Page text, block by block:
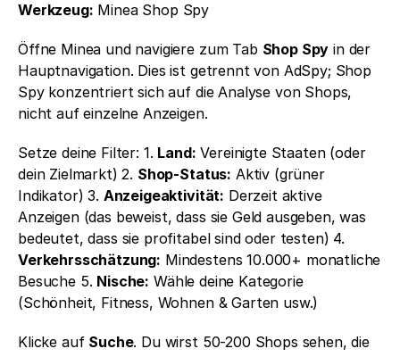
Werkzeug: Minea Shop Spy
Öffne Minea und navigiere zum Tab Shop Spy in der
Hauptnavigation. Dies ist getrennt von AdSpy; Shop
Spy konzentriert sich auf die Analyse von Shops,
nicht auf einzelne Anzeigen.
Setze deine Filter: 1. Land: Vereinigte Staaten (oder
dein Zielmarkt) 2. Shop-Status: Aktiv (grüner
Indikator) 3. Anzeigeaktivität: Derzeit aktive
Anzeigen (das beweist, dass sie Geld ausgeben, was
Verkehrsschätzung: Mindestens 10.000+ monatliche
Besuche 5. Nische: Wähle deine Kategorie
(Schönheit, Fitness, Wohnen & Garten usw.)
Klicke auf Suche. Du wirst 50-200 Shops sehen, die